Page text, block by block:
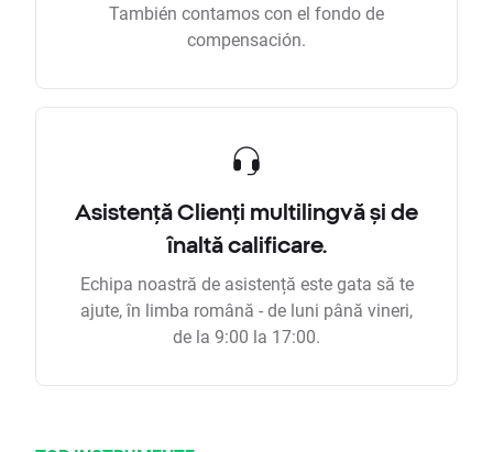
También contamos con el fondo de
compensación.
Asistență Clienți multilingvă și de
înaltă calificare.
Echipa noastră de asistență este gata să te
ajute, în limba română - de luni până vineri,
de la 9:00 la 17:00.